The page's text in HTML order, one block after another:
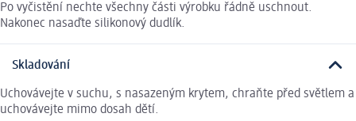
Po vyčistění nechte všechny části výrobku řádně uschnout.
Nakonec nasaďte silikonový dudlík.
Skladování
Uchovávejte v suchu, s nasazeným krytem, chraňte před světlem a
uchovávejte mimo dosah dětí.